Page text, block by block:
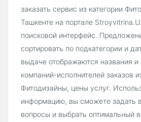
заказать сервис из категории
Ташкенте на портале
поисковой интерфейс.
сортировать по подкатегории и
выдаче отображаются названия и
компаний-исполнителей заказов
Фитодизайны, цены услуг.
информацию, вы сможете задать
вопросы и выбрать оптимальный